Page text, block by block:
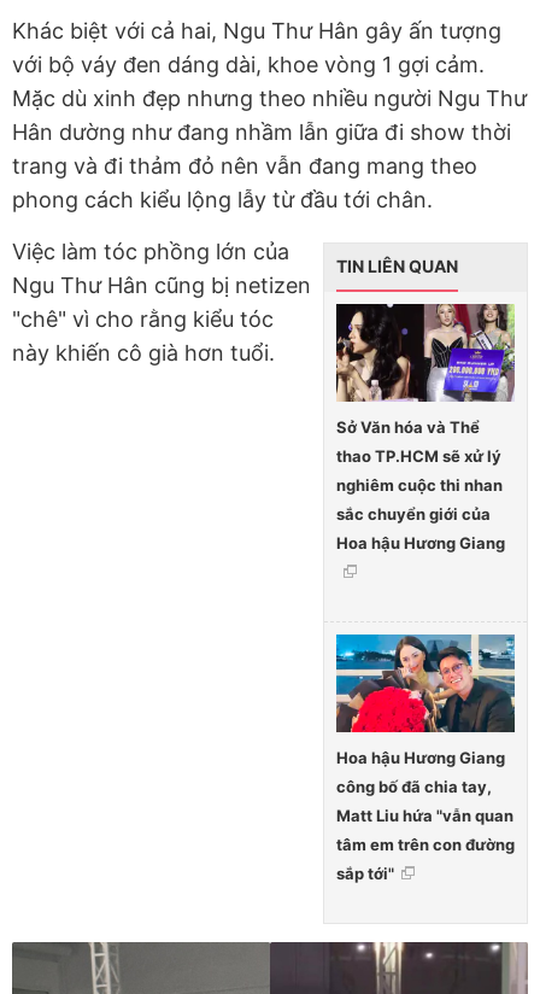
Khác biệt với cả hai, Ngu Thư Hân gây ấn tượng
với bộ váy đen dáng dài, khoe vòng 1 gợi cảm.
Mặc dù xinh đẹp nhưng theo nhiều người Ngu Thư
Hân dường như đang nhầm lẫn giữa đi show thời
trang và đi thảm đỏ nên vẫn đang mang theo
phong cách kiểu lộng lẫy từ đầu tới chân.
TIN LIÊN QUAN
Sở Văn hóa và Thể
thao TP.HCM sẽ xử lý
nghiêm cuộc thi nhan
sắc chuyển giới của
Hoa hậu Hương Giang
Hoa hậu Hương Giang
công bố đã chia tay,
Matt Liu hứa "vẫn quan
tâm em trên con đường
sắp tới"
Việc làm tóc phồng lớn của
Ngu Thư Hân cũng bị netizen
"chê" vì cho rằng kiểu tóc
này khiến cô già hơn tuổi.